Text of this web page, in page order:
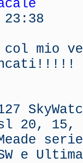
mio
20, 15,
e